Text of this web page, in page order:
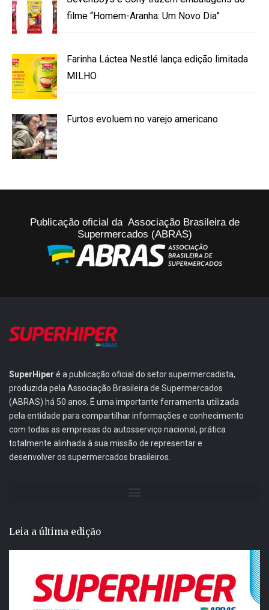
filme “Homem-Aranha: Um Novo Dia”
Farinha Láctea Nestlé lança edição limitada
MILHO
Furtos evoluem no varejo americano
Publicação oficial da Associação Brasileira de
Supermercados (ABRAS)
SuperHiper é a publicação oficial do setor supermercadista,
produzida pela Associação Brasileira de Supermercados
(ABRAS) há 50 anos. É uma importante ferramenta utilizada
pela entidade para compartilhar informações e conhecimento
com todas as empresas do autosserviço nacional, prática
totalmente alinhada à sua missão de representar e
desenvolver os supermercados brasileiros.
Leia a última edição